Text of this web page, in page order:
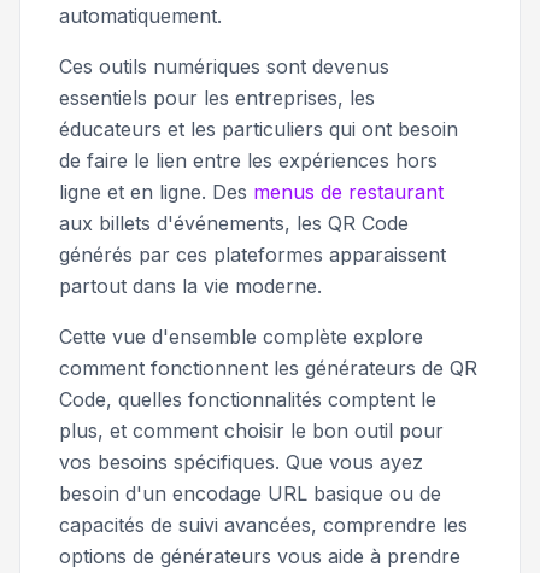
automatiquement.
Ces outils numériques sont devenus
essentiels pour les entreprises, les
éducateurs et les particuliers qui ont besoin
de faire le lien entre les expériences hors
ligne et en ligne. Des menus de restaurant
aux billets d'événements, les QR Code
générés par ces plateformes apparaissent
partout dans la vie moderne.
Cette vue d'ensemble complète explore
comment fonctionnent les générateurs de QR
Code, quelles fonctionnalités comptent le
plus, et comment choisir le bon outil pour
vos besoins spécifiques. Que vous ayez
besoin d'un encodage URL basique ou de
capacités de suivi avancées, comprendre les
options de générateurs vous aide à prendre